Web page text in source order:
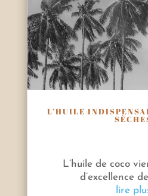
L’HUILE
L’huile de coco
d’excellence
lire